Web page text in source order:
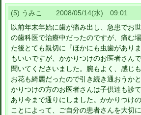
(5) うみこ 2008/05/14(水) 09:01
以前年末年始に歯が痛み出し、急患でお
の歯科医で治療中だったのですが、痛む
た後とても親切に『ほかにも虫歯があり
もいいですが、かかりつけのお医者さん
聞いてくださいました。腕もよく、感じ
お花も綺麗だったので引き続き通おうか
かりつけの方のお医者さんは子供達も診
あり今まで通りにしました。かかりつけ
ことによって、ご自分の患者さんを大切